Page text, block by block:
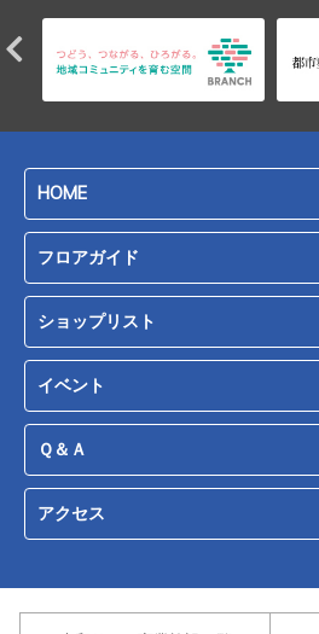
HOME
フロアガイド
ショップリスト
イベント
Ｑ＆Ａ
アクセス